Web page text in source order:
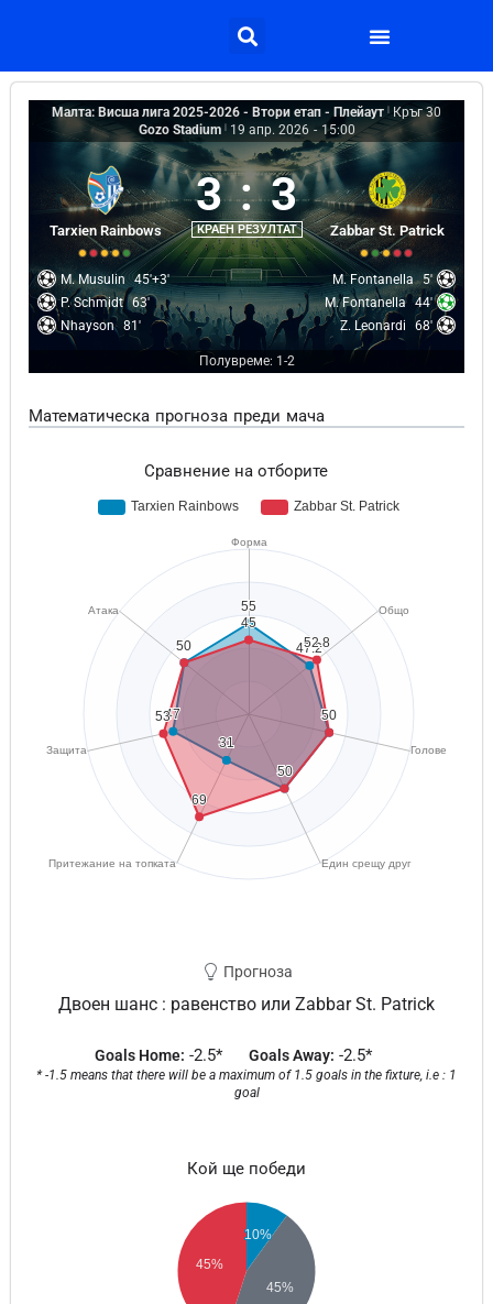
Малта: Висша лига 2025-2026 - Втори етап - Плейаут
Кръг 30
Gozo Stadium
19 апр. 2026 - 15:00
Tarxien Rainbows
3 : 3
КРАЕН РЕЗУЛТАТ Zabbar St. Patrick
M. Musulin 45'+3'
P. Schmidt 63'
Nhayson 81'
M. Fontanella
5'
M. Fontanella 44'
Z. Leonardi
68'
Полувреме: 1-2
Математическа прогноза преди мача
Сравнение на отборите
Прогноза
Двоен шанс : равенство или Zabbar St. Patrick
Goals Home: -2.5* Goals Away: -2.5*
* -1.5 means that there will be a maximum of 1.5 goals in the fixture, i.e : 1
goal
Кой ще победи